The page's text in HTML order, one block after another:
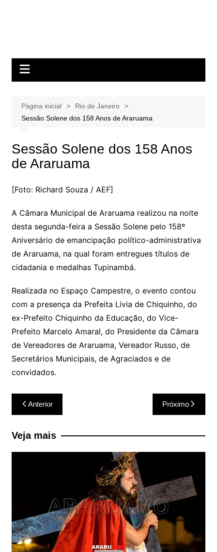
Página inicial
Rio de Janeiro
Sessão Solene dos 158 Anos de Araruama
Sessão Solene dos 158 Anos
de Araruama
[Foto: Richard Souza / AEF]
A Câmara Municipal de Araruama realizou na noite
desta segunda-feira a Sessão Solene pelo 158º
Aniversário de emancipação político-administrativa
de Araruama, na qual foram entregues títulos de
cidadania e medalhas Tupinambá.
Realizada no Espaço Campestre, o evento contou
com a presença da Prefeita Livia de Chiquinho, do
ex-Prefeito Chiquinho da Educação, do Vice-
Prefeito Marcelo Amaral, do Presidente da Câmara
de Vereadores de Araruama, Vereador Russo, de
Secretários Municipais, de Agraciados e de
convidados.
Navegação
de
Post
Anterior Próximo
Veja mais